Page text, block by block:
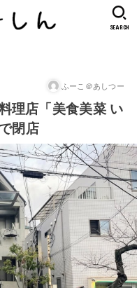
SEARCH
ふーこ＠あしつー
理店「美食美菜 い
閉店